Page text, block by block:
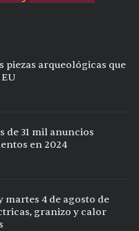
piezas arqueológicas que
de 31 mil anuncios
en 2024
4 de agosto de
granizo y calor